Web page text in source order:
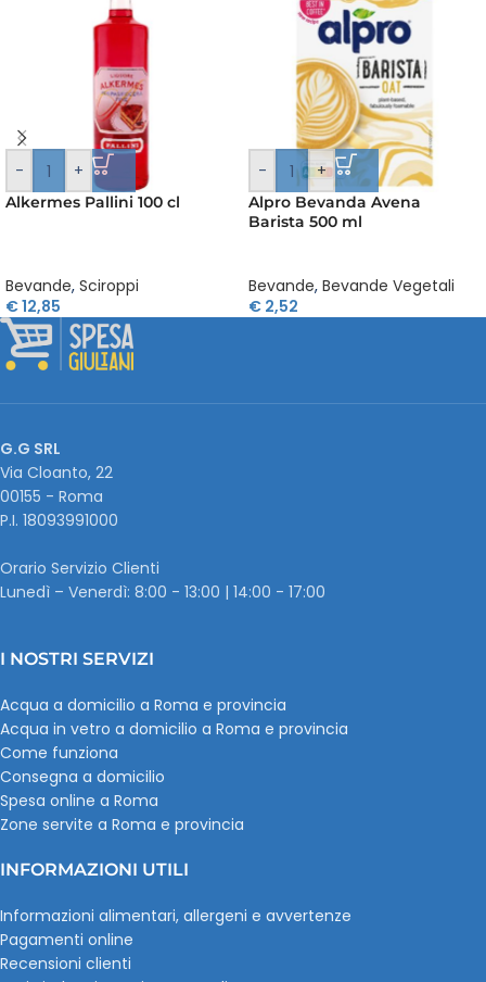
- +
Alkermes Pallini 100 cl
Bevande, Sciroppi
€12,85
- +
Alpro Bevanda Avena
Barista 500 ml
Bevande, Bevande Vegetali
€ 2,52
G.G SRL
Via Cloanto, 22
00155 - Roma
P.I. ‭18093991000
Orario Servizio Clienti
Lunedì – Venerdì: 8:00 - 13:00 | 14:00 - 17:00
I NOSTRI SERVIZI
Acqua a domicilio a Roma e provincia
Acqua in vetro a domicilio a Roma e provincia
Come funziona
Consegna a domicilio
Spesa online a Roma
Zone servite a Roma e provincia
INFORMAZIONI UTILI
Informazioni alimentari, allergeni e avvertenze
Pagamenti online
Recensioni clienti